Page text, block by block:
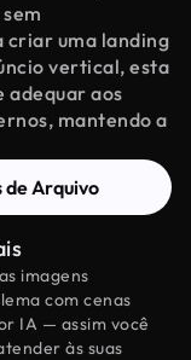
criar uma landing
vertical, esta
adequar aos
mantendo a
de Arquivo
imagens
com cenas
IA — assim você
às suas